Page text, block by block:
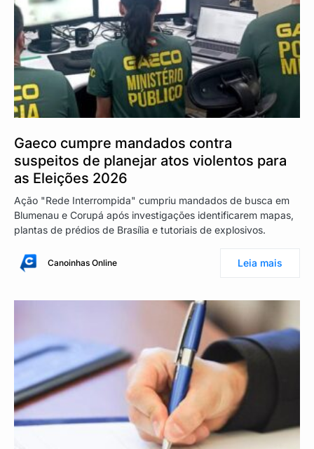
Gaeco cumpre mandados contra
suspeitos de planejar atos violentos para
as Eleições 2026
Ação "Rede Interrompida" cumpriu mandados de busca em
Blumenau e Corupá após investigações identificarem mapas,
plantas de prédios de Brasília e tutoriais de explosivos.
Canoinhas Online Leia mais